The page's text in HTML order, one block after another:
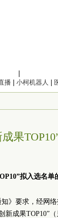
播 小柯机器人
果
拟入选名单
》要求，经网
成果TOP10”（